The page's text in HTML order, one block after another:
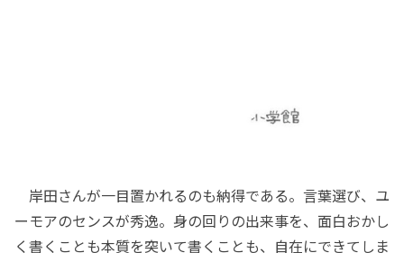
岸田さんが一目置かれるのも納得である。言葉選び、ユ
ーモアのセンスが秀逸。身の回りの出来事を、面白おかし
く書くことも本質を突いて書くことも、自在にできてしま